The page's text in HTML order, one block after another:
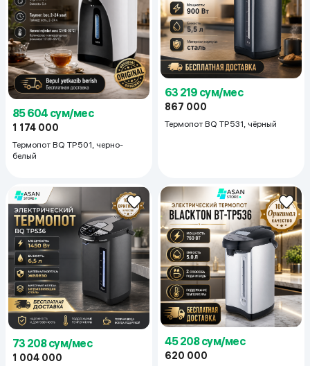
85 604 сум/мес
1 174 000
Термопот BQ TP501, черно-
белый
63 219 сум/мес
867 000
Термопот BQ TP531, чёрный
73 208 сум/мес
1 004 000
45 208 сум/мес
620 000